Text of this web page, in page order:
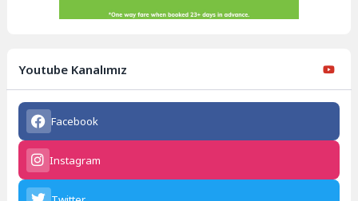
Youtube Kanalımız
Facebook
Instagram